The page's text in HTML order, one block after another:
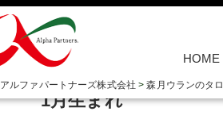
HOME
アルファパートナーズ株式会社 >森月ウランのタ
2023/09/22
1月生まれ